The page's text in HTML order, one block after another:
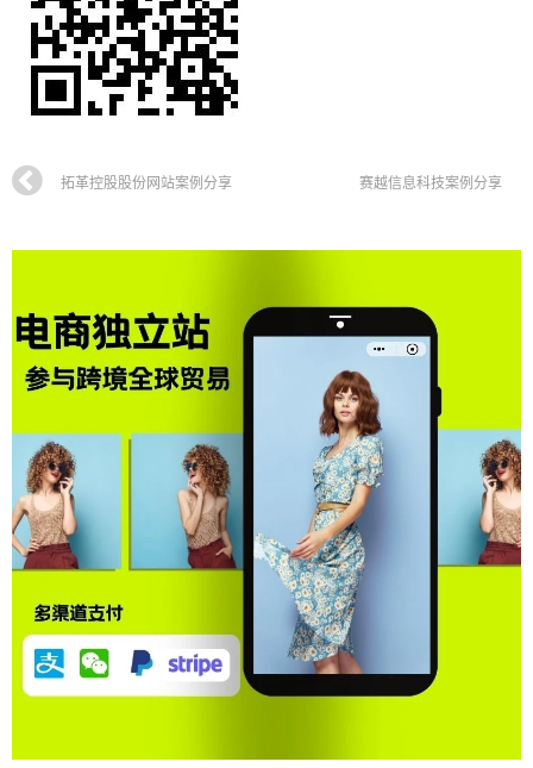
拓革控股股份网站案例分享 赛越信息科技案例分享